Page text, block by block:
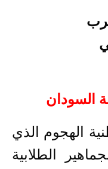
السودان
الهجوم الذي
الطلابية